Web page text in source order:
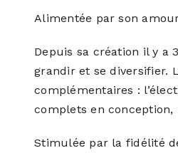
Alimentée par son
Depuis sa création il y a
grandir et se diversifier.
complémentaires :
complets en
Stimulée par la fidélité